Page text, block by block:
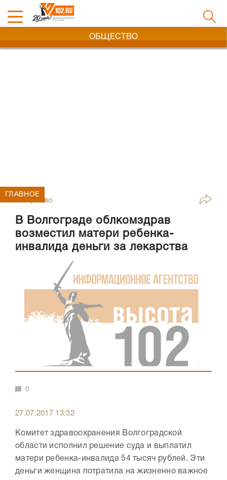
ОБЩЕСТВО
Общество
В Волгограде облкомздрав
возместил матери ребенка-
инвалида деньги за лекарства
ГЛАВНОЕ
0
27.07.2017 13:32
Комитет здравоохранения Волгоградской
области исполнил решение суда и выплатил
матери ребенка-инвалида 54 тысяч рублей. Эти
деньги женщина потратила на жизненно важное